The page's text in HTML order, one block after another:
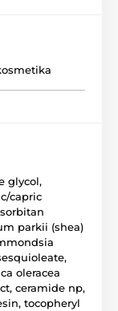
glycol,
capric
parkii (shea)
oleracea
ceramide np,
tocopheryl